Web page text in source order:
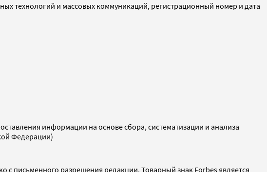
технологий и массовых коммуникаций, регистрационный номер и дата
информации на основе сбора, систематизации и анализа
Федерации)
письменного разрешения редакции. Товарный знак Forbes является